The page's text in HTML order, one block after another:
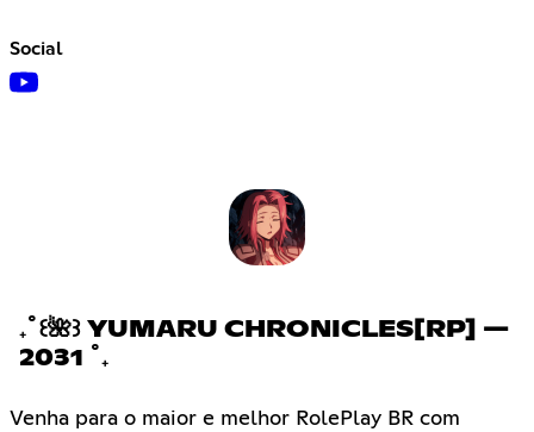
Social
₊˚꒰🌺꒱ YUMARU CHRONICLES[RP] —
2031 ˚₊
Venha para o maior e melhor RolePlay BR com